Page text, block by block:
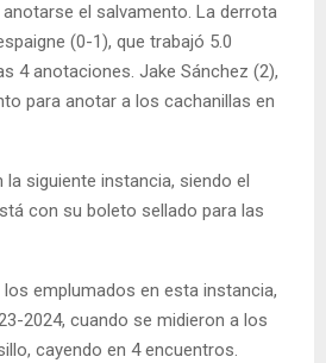
el salvamento. La derrota
(0-1), que trabajó 5.0
4 anotaciones. Jake Sánchez (2),
para anotar a los cachanillas en
la siguiente instancia, siendo el
con su boleto sellado para las
emplumados en esta instancia,
2024, cuando se midieron a los
cayendo en 4 encuentros.